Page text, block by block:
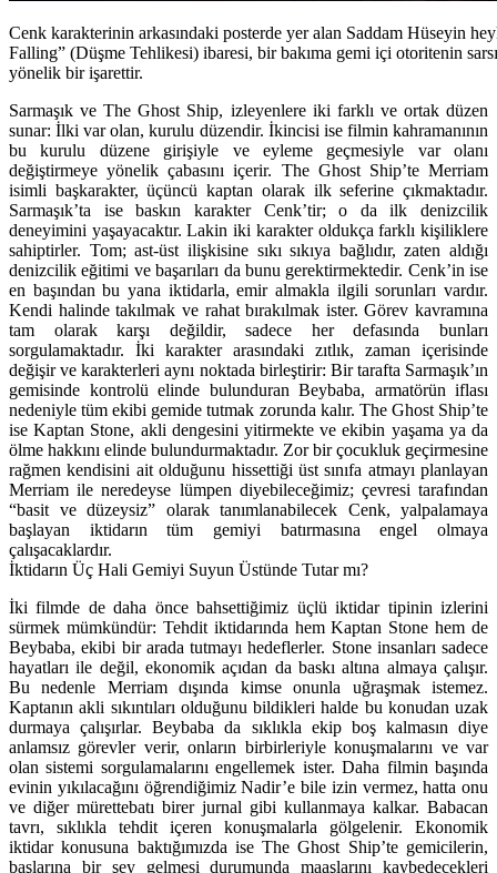
Cenk karakterinin arkasındaki posterde yer alan Saddam Hüseyin
Falling” (Düşme Tehlikesi) ibaresi, bir bakıma gemi içi otoritenin
yönelik bir işarettir.
Sarmaşık ve The Ghost Ship, izleyenlere iki farklı ve ortak düzen
sunar: İlki var olan, kurulu düzendir. İkincisi ise filmin kahramanının
bu kurulu düzene girişiyle ve eyleme geçmesiyle var olanı
değiştirmeye yönelik çabasını içerir. The Ghost Ship’te Merriam
isimli başkarakter, üçüncü kaptan olarak ilk seferine çıkmaktadır.
Sarmaşık’ta ise baskın karakter Cenk’tir; o da ilk denizcilik
deneyimini yaşayacaktır. Lakin iki karakter oldukça farklı kişiliklere
sahiptirler. Tom; ast-üst ilişkisine sıkı sıkıya bağlıdır, zaten aldığı
denizcilik eğitimi ve başarıları da bunu gerektirmektedir. Cenk’in ise
en başından bu yana iktidarla, emir almakla ilgili sorunları vardır.
Kendi halinde takılmak ve rahat bırakılmak ister. Görev kavramına
tam olarak karşı değildir, sadece her defasında bunları
sorgulamaktadır. İki karakter arasındaki zıtlık, zaman içerisinde
değişir ve karakterleri aynı noktada birleştirir: Bir tarafta Sarmaşık’ın
gemisinde kontrolü elinde bulunduran Beybaba, armatörün iflası
nedeniyle tüm ekibi gemide tutmak zorunda kalır. The Ghost Ship’te
ise Kaptan Stone, akli dengesini yitirmekte ve ekibin yaşama ya da
ölme hakkını elinde bulundurmaktadır. Zor bir çocukluk geçirmesine
rağmen kendisini ait olduğunu hissettiği üst sınıfa atmayı planlayan
Merriam ile neredeyse lümpen diyebileceğimiz; çevresi tarafından
“basit ve düzeysiz” olarak tanımlanabilecek Cenk, yalpalamaya
başlayan iktidarın tüm gemiyi batırmasına engel olmaya
çalışacaklardır.
İktidarın Üç Hali Gemiyi Suyun Üstünde Tutar mı?
İki filmde de daha önce bahsettiğimiz üçlü iktidar tipinin izlerini
sürmek mümkündür: Tehdit iktidarında hem Kaptan Stone hem de
Beybaba, ekibi bir arada tutmayı hedeflerler. Stone insanları sadece
hayatları ile değil, ekonomik açıdan da baskı altına almaya çalışır.
Bu nedenle Merriam dışında kimse onunla uğraşmak istemez.
Kaptanın akli sıkıntıları olduğunu bildikleri halde bu konudan uzak
durmaya çalışırlar. Beybaba da sıklıkla ekip boş kalmasın diye
anlamsız görevler verir, onların birbirleriyle konuşmalarını ve var
olan sistemi sorgulamalarını engellemek ister. Daha filmin başında
evinin yıkılacağını öğrendiğimiz Nadir’e bile izin vermez, hatta onu
ve diğer mürettebatı birer jurnal gibi kullanmaya kalkar. Babacan
tavrı, sıklıkla tehdit içeren konuşmalarla gölgelenir. Ekonomik
iktidar konusuna baktığımızda ise The Ghost Ship’te gemicilerin,
başlarına bir şey gelmesi durumunda maaşlarını kaybedecekleri